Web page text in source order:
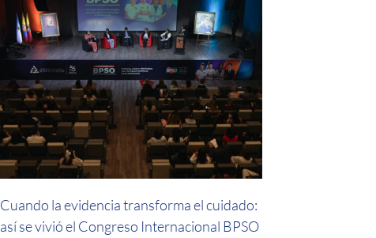
Cuando la evidencia transforma el cuidado:
así se vivió el Congreso Internacional BPSO